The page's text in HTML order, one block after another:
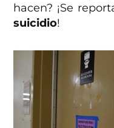
hacen? ¡Se
suicidio!